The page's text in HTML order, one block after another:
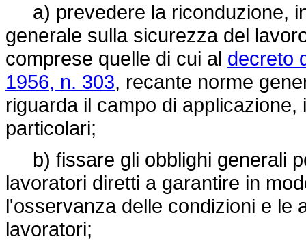
a) prevedere la riconduzione,
generale sulla sicurezza del
comprese quelle di cui al decreto
1956, n. 303, recante norme
riguarda il campo di
particolari;
b) fissare gli obblighi generali
lavoratori diretti a garantire in
l'osservanza delle condizioni e le
lavoratori;